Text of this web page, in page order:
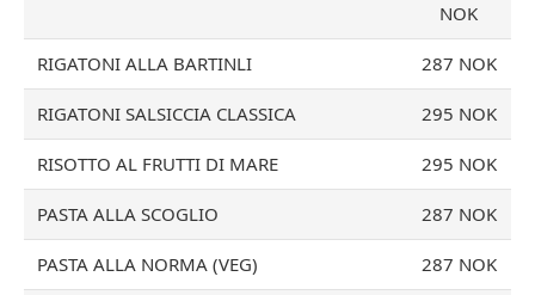
NOK
RIGATONI ALLA BARTINLI 287 NOK
RIGATONI SALSICCIA CLASSICA 295 NOK
RISOTTO AL FRUTTI DI MARE 295 NOK
PASTA ALLA SCOGLIO 287 NOK
PASTA ALLA NORMA (VEG) 287 NOK